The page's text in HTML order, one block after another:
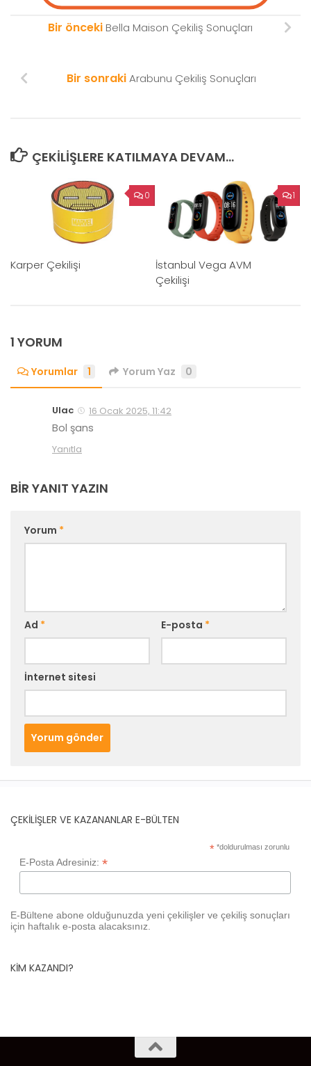
Bir önceki Bella Maison Çekiliş Sonuçları
Bir sonraki Arabunu Çekiliş Sonuçları
ÇEKILIŞLERE KATILMAYA DEVAM...
0
Karper Çekilişi
1
İstanbul Vega AVM
Çekilişi
1 YORUM
Yorumlar 1 Yorum Yaz 0
Ulac 16 Ocak 2025, 11:42
Bol şans
Yanıtla
BIR YANIT YAZIN
Yorum *
Ad * E-posta *
İnternet sitesi
ÇEKILIŞLER VE KAZANANLAR E-BÜLTEN
**doldurulması zorunlu
E-Posta Adresiniz: *
E-Bültene abone olduğunuzda yeni çekilişler ve çekiliş sonuçları
için haftalık e-posta alacaksınız.
KIM KAZANDI?